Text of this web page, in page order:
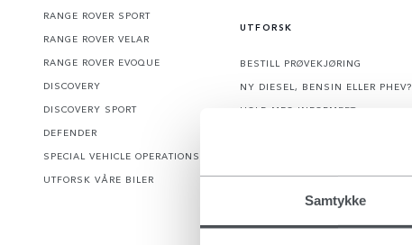
Samtykke
RANGE ROVER SPORT
RANGE ROVER VELAR
RANGE ROVER EVOQUE
DISCOVERY
DISCOVERY SPORT
DEFENDER
SPECIAL VEHICLE OPERATIONS
UTFORSK VÅRE BILER
UTFORSK
BESTILL PRØVEKJØRING
NY DIESEL, BENSIN ELLER PHEV?
HOLD MEG INFORMERT